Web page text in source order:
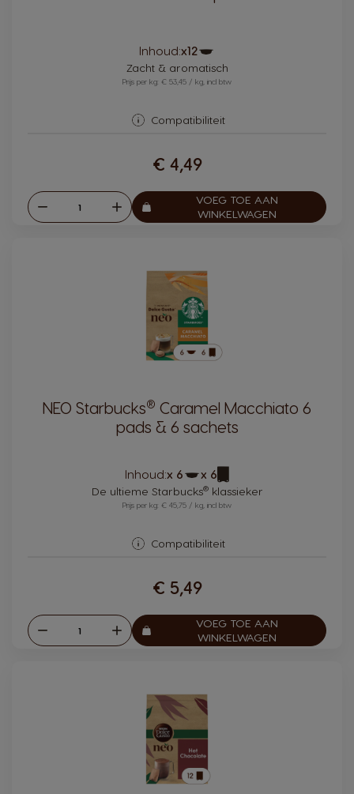
Inhoud:x12
capsule
Zacht & aromatisch
Prijs per kg: € 53,45 / kg, incl btw
Compatibiliteit
€ 4,49
Verlagen Verhogen
VOEG TOE AAN
WINKELWAGEN
NEO Starbucks® Caramel Macchiato 6
pads & 6 sachets
Inhoud:x 6
Pictogram
capsule
x 6
capsule
De ultieme Starbucks®klassieker
Prijs per kg: € 45,75 / kg, incl btw
Compatibiliteit
€ 5,49
Verlagen Verhogen
VOEG TOE AAN
WINKELWAGEN